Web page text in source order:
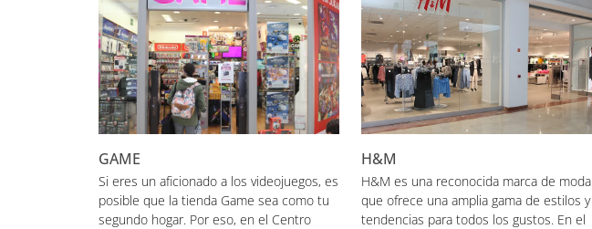
GAME
Si eres un aficionado a los videojuegos, es
posible que la tienda Game sea como tu
segundo hogar. Por eso, en el Centro
H&M
H&M es una reconocida marca de moda
que ofrece una amplia gama de estilos y
tendencias para todos los gustos. En el